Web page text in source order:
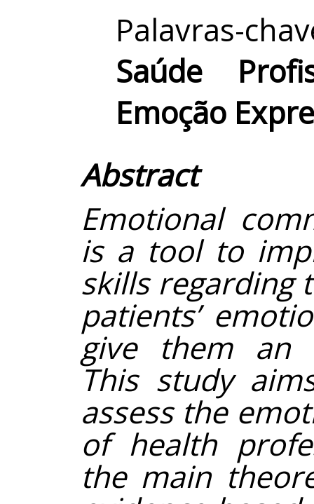
Palavras-
Saúde
Emoção
Abstract
Emotional
is a tool to
skills regarding
patients’
give them an
This study
assess the
of health
the main